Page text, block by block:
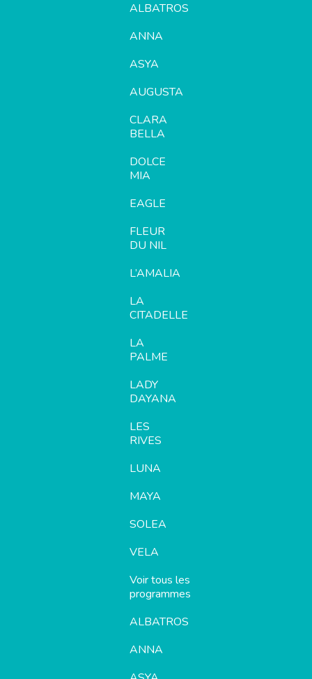
ALBATROS
ANNA
ASYA
AUGUSTA
CLARA
BELLA
DOLCE
MIA
EAGLE
FLEUR
DU NIL
L’AMALIA
LA
CITADELLE
LA
PALME
LADY
DAYANA
LES
RIVES
LUNA
MAYA
SOLEA
VELA
Voir tous les
programmes
ALBATROS
ANNA